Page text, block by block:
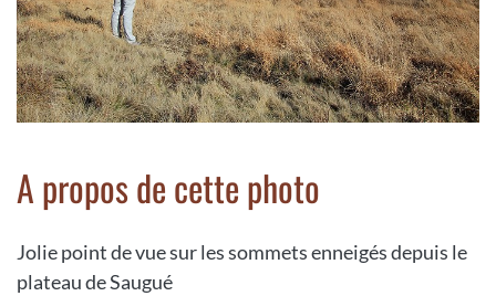
A propos de cette photo
Jolie point de vue sur les sommets enneigés depuis le
plateau de Saugué